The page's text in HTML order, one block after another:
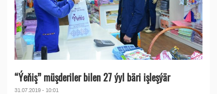
“Ýeňiş” müşderiler bilen 27 ýyl bäri işleşýär
31.07.2019 - 10:01